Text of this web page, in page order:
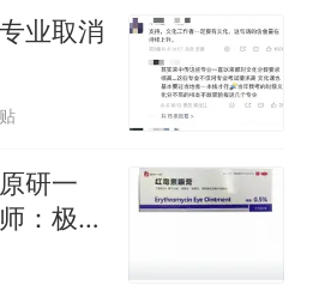
业取消
研一
：极易